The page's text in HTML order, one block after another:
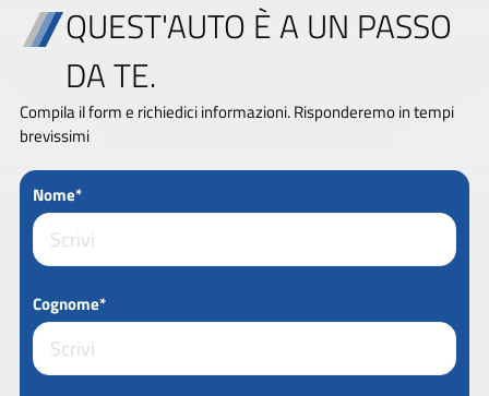
QUEST'AUTO È A UN PASSO
DA TE.
Compila il form e richiedici informazioni. Risponderemo in tempi
brevissimi
Nome*
Cognome*